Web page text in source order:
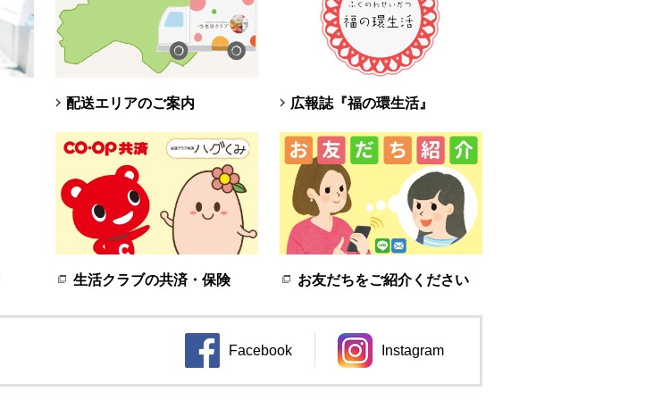
配送エリアのご案内 広報誌『福の環生活』
生活クラブの共済・保険 お友だちをご紹介ください
Facebook
別のウィンドウで開きます。
Instagram
別のウィンドウで開きます。